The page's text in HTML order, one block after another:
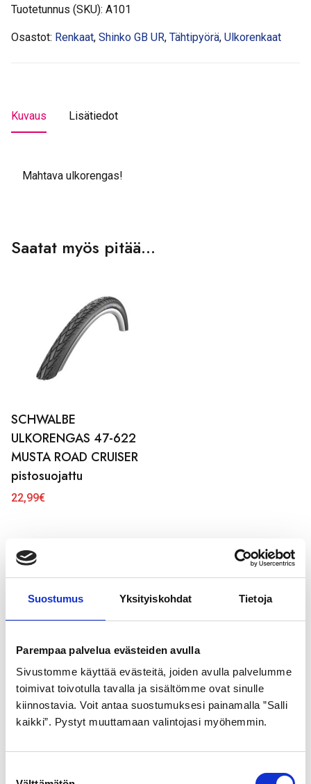
Suostumus Yksityiskohdat Tietoja
Parempaa palvelua evästeiden avulla
Sivustomme käyttää evästeitä, joiden avulla palvelumme
toimivat toivotulla tavalla ja sisältömme ovat sinulle
kiinnostavia. Voit antaa suostumuksesi painamalla ”Salli
kaikki”. Pystyt muuttamaan valintojasi myöhemmin.
Tuotetunnus (SKU): A101
Osastot: Renkaat, Shinko GB UR, Tähtipyörä, Ulkorenkaat
Kuvaus Lisätiedot
Mahtava ulkorengas!
Saatat myös pitää...
SCHWALBE
ULKORENGAS 47-622
MUSTA ROAD CRUISER
pistosuojattu
22,99€
Tutustu myös